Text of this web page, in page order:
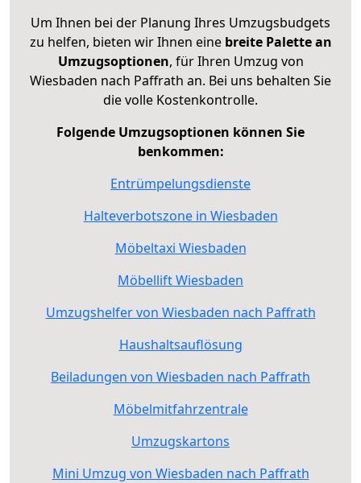
Um Ihnen bei der Planung Ihres Umzugsbudgets
zu helfen, bieten wir Ihnen eine breite Palette an
Umzugsoptionen, für Ihren Umzug von
Wiesbaden nach Paffrath an. Bei uns behalten Sie
die volle Kostenkontrolle.
Folgende Umzugsoptionen können Sie
benkommen:
Entrümpelungsdienste
Halteverbotszone in Wiesbaden
Möbeltaxi Wiesbaden
Möbellift Wiesbaden
Umzugshelfer von Wiesbaden nach Paffrath
Haushaltsauflösung
Beiladungen von Wiesbaden nach Paffrath
Möbelmitfahrzentrale
Umzugskartons
Mini Umzug von Wiesbaden nach Paffrath